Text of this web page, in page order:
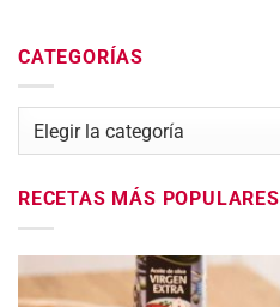
CATEGORÍAS
Categorías
RECETAS MÁS POPULARES